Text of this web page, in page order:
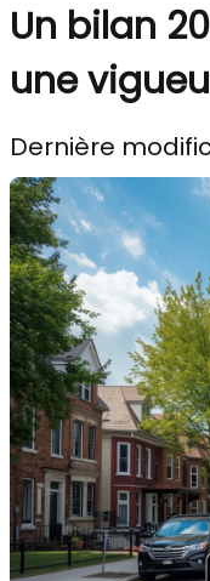
Un bilan
une
Dernière